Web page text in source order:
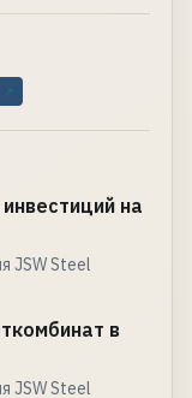
↗
на
JSW Steel
в
JSW Steel